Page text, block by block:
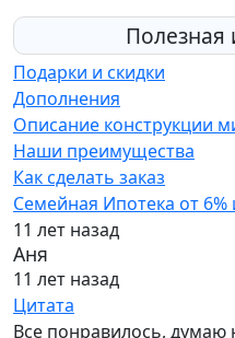
Подарки и скидки
Дополнения
Описание конструкции
Наши преимущества
Как сделать заказ
Семейная Ипотека от 6%
11 лет назад
Аня
11 лет назад
Цитата
Все понравилось, думаю